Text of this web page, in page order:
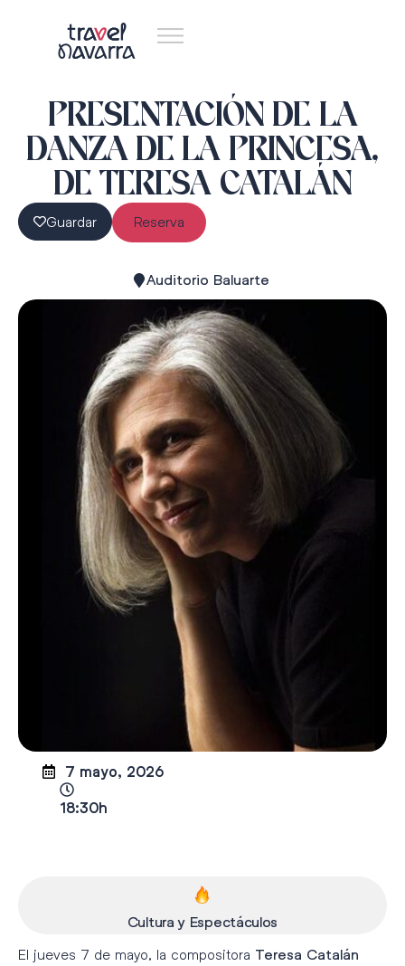
PRESENTACIÓN DE LA
DANZA DE LA PRINCESA,
DE TERESA CATALÁN
Guardar Reserva
Auditorio Baluarte
7 mayo, 2026
18:30h
Cultura y Espectáculos
El jueves 7 de mayo, la compositora Teresa Catalán